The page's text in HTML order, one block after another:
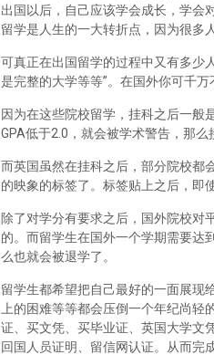
出国以后，自己应该学会成长，学会
留学是人生的一大转折点，因为很多
可真正在出国留学的过程中又有多少
是完整的大学等等”。在国外你可千
因为在这些院校留学，挂科之后一般
GPA低于2.0，就会被学术警告，那
而英国虽然在挂科之后，部分院校都
的映象的标签了。标签贴上之后，即
除了对学分有要求之后，国外院校对
的。而留学生在国外一个学期需要达
么也就会被退学了。
留学生都希望把自己最好的一面展现
上的困难等等都会压倒一个年纪尚
证、买文凭、买毕业证、英国大学文
回国人员证明、留信网认证。从而完